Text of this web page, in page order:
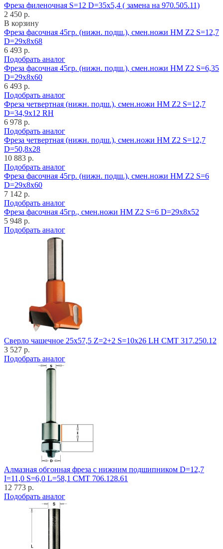
Фреза филеночная S=12 D=35x5,4 ( замена на 970.505.11)
2 450 р.
В корзину
Фреза фасочная 45гр. (нижн. подш.), смен.ножи HM Z2 S=12,7
D=29x8x68
6 493 р.
Подобрать аналог
Фреза фасочная 45гр. (нижн. подш.), смен.ножи HM Z2 S=6,35
D=29x8x60
6 493 р.
Подобрать аналог
Фреза четвертная (нижн. подш.), смен.ножи HM Z2 S=12,7
D=34,9x12 RH
6 978 р.
Подобрать аналог
Фреза четвертная (нижн. подш.), смен.ножи HM Z2 S=12,7
D=50,8x28
10 883 р.
Подобрать аналог
Фреза фасочная 45гр. (нижн. подш.), смен.ножи HM Z2 S=6
D=29x8x60
7 142 р.
Подобрать аналог
Фреза фасочная 45гр., смен.ножи HM Z2 S=6 D=29x8x52
5 948 р.
Подобрать аналог
Cверло чашечное 25x57,5 Z=2+2 S=10x26 LH CMT 317.250.12
3 527 р.
Подобрать аналог
Алмазная обгонная фреза с нижним подшипником D=12,7
I=11,0 S=6,0 L=58,1 CMT 706.128.61
12 773 р.
Подобрать аналог